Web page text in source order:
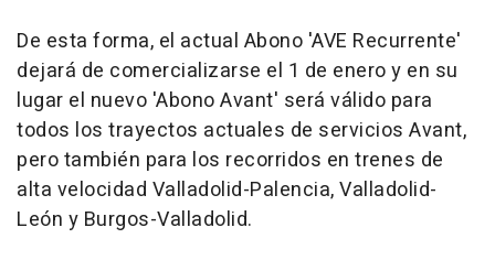
De esta forma, el actual Abono 'AVE Recurrente'
dejará de comercializarse el 1 de enero y en su
lugar el nuevo 'Abono Avant' será válido para
todos los trayectos actuales de servicios Avant,
pero también para los recorridos en trenes de
alta velocidad Valladolid-Palencia, Valladolid-
León y Burgos-Valladolid.